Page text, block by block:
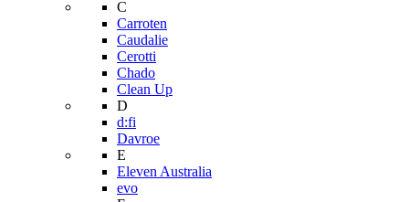
C
Carroten
Caudalie
Cerotti
Chado
Clean Up
D
d:fi
Davroe
E
Eleven Australia
evo